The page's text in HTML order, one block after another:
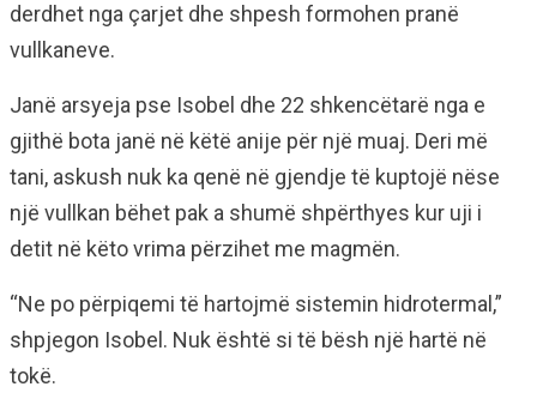
derdhet nga çarjet dhe shpesh formohen pranë
vullkaneve.
Janë arsyeja pse Isobel dhe 22 shkencëtarë nga e
gjithë bota janë në këtë anije për një muaj. Deri më
tani, askush nuk ka qenë në gjendje të kuptojë nëse
një vullkan bëhet pak a shumë shpërthyes kur uji i
detit në këto vrima përzihet me magmën.
“Ne po përpiqemi të hartojmë sistemin hidrotermal,”
shpjegon Isobel. Nuk është si të bësh një hartë në
tokë.